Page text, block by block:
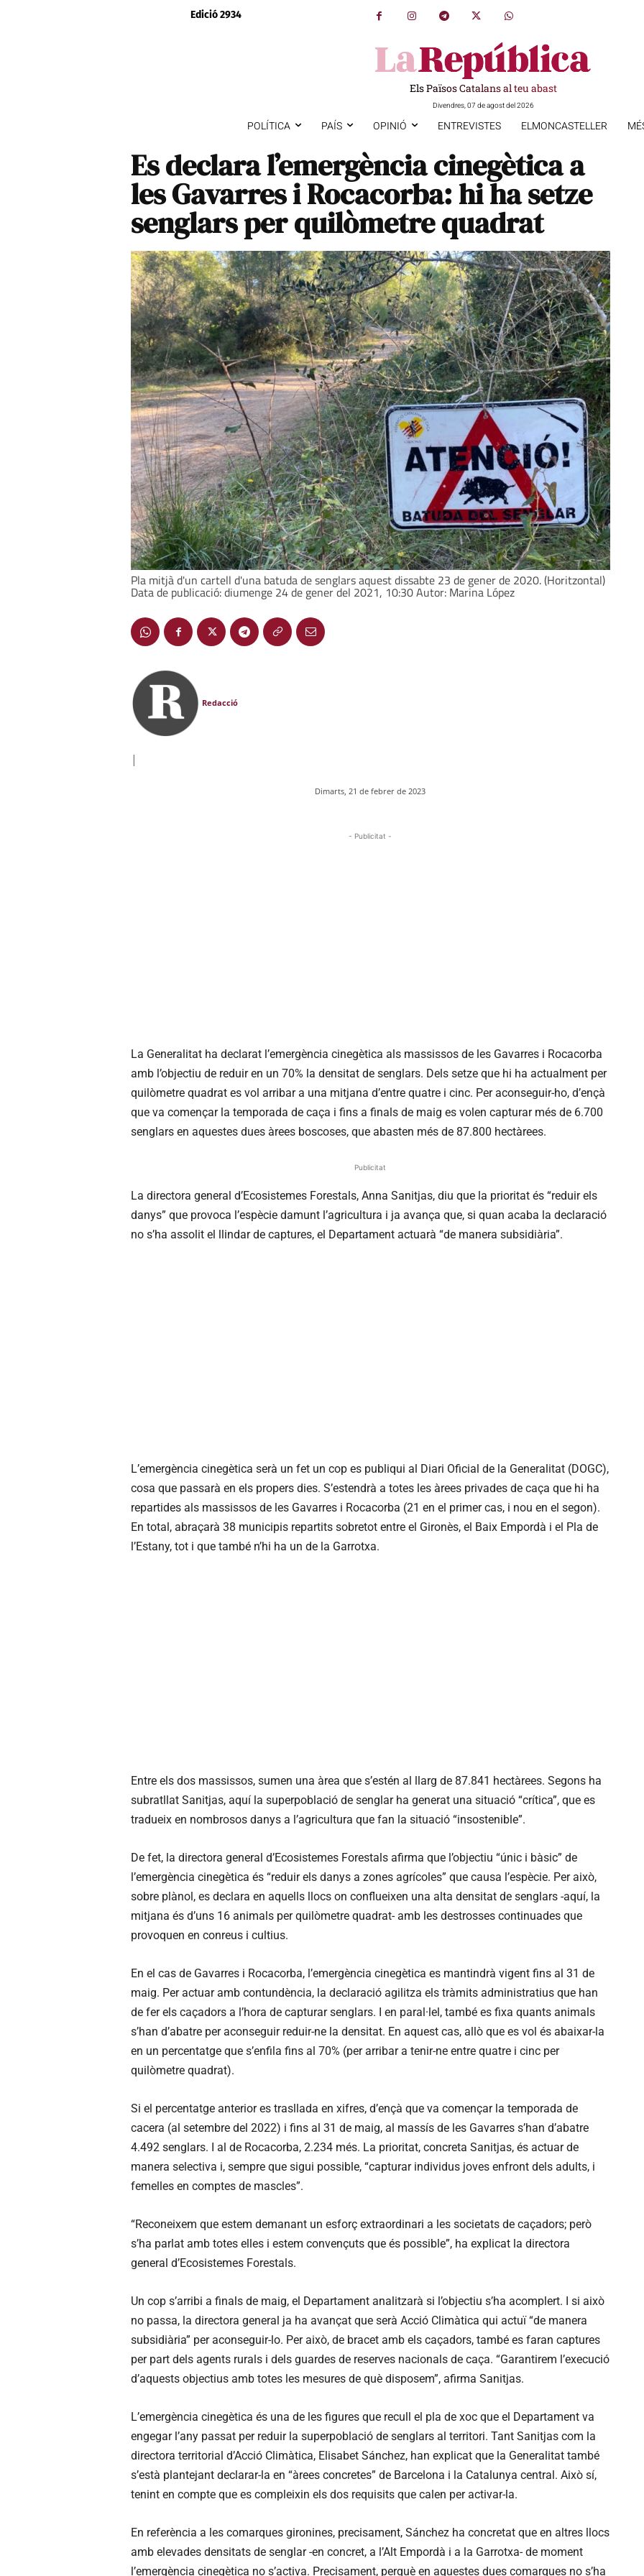
Edició 2934
Els Països Catalans al teu abast
Divendres, 07 de agost del 2026
POLÍTICA PAÍS OPINIÓ ENTREVISTES ELMONCASTELLER
Es declara l’emergència cinegètica a
les Gavarres i Rocacorba: hi ha setze
senglars per quilòmetre quadrat
Pla mitjà d'un cartell d'una batuda de senglars aquest dissabte 23 de gener de 2020. (Horitzontal)
Data de publicació: diumenge 24 de gener del 2021, 10:30 Autor: Marina López
Redacció
|
Dimarts, 21 de febrer de 2023
- Publicitat -
La Generalitat ha declarat l’emergència cinegètica als massissos de les Gavarres i Rocacorba
amb l’objectiu de reduir en un 70% la densitat de senglars. Dels setze que hi ha actualment per
quilòmetre quadrat es vol arribar a una mitjana d’entre quatre i cinc. Per aconseguir-ho, d’ençà
que va començar la temporada de caça i fins a finals de maig es volen capturar més de 6.700
senglars en aquestes dues àrees boscoses, que abasten més de 87.800 hectàrees.
Publicitat
La directora general d’Ecosistemes Forestals, Anna Sanitjas, diu que la prioritat és “reduir els
danys” que provoca l’espècie damunt l’agricultura i ja avança que, si quan acaba la declaració
no s’ha assolit el llindar de captures, el Departament actuarà “de manera subsidiària”.
L’emergència cinegètica serà un fet un cop es publiqui al Diari Oficial de la Generalitat (DOGC),
cosa que passarà en els propers dies. S’estendrà a totes les àrees privades de caça que hi ha
repartides als massissos de les Gavarres i Rocacorba (21 en el primer cas, i nou en el segon).
En total, abraçarà 38 municipis repartits sobretot entre el Gironès, el Baix Empordà i el Pla de
l’Estany, tot i que també n’hi ha un de la Garrotxa.
Entre els dos massissos, sumen una àrea que s’estén al llarg de 87.841 hectàrees. Segons ha
subratllat Sanitjas, aquí la superpoblació de senglar ha generat una situació “crítica”, que es
tradueix en nombrosos danys a l’agricultura que fan la situació “insostenible”.
De fet, la directora general d’Ecosistemes Forestals afirma que l’objectiu “únic i bàsic” de
l’emergència cinegètica és “reduir els danys a zones agrícoles” que causa l’espècie. Per això,
sobre plànol, es declara en aquells llocs on conflueixen una alta densitat de senglars -aquí, la
mitjana és d’uns 16 animals per quilòmetre quadrat- amb les destrosses continuades que
provoquen en conreus i cultius.
En el cas de Gavarres i Rocacorba, l’emergència cinegètica es mantindrà vigent fins al 31 de
maig. Per actuar amb contundència, la declaració agilitza els tràmits administratius que han
de fer els caçadors a l’hora de capturar senglars. I en paral·lel, també es fixa quants animals
s’han d’abatre per aconseguir reduir-ne la densitat. En aquest cas, allò que es vol és abaixar-la
en un percentatge que s’enfila fins al 70% (per arribar a tenir-ne entre quatre i cinc per
quilòmetre quadrat).
Si el percentatge anterior es trasllada en xifres, d’ençà que va començar la temporada de
cacera (al setembre del 2022) i fins al 31 de maig, al massís de les Gavarres s’han d’abatre
4.492 senglars. I al de Rocacorba, 2.234 més. La prioritat, concreta Sanitjas, és actuar de
manera selectiva i, sempre que sigui possible, “capturar individus joves enfront dels adults, i
femelles en comptes de mascles”.
“Reconeixem que estem demanant un esforç extraordinari a les societats de caçadors; però
s’ha parlat amb totes elles i estem convençuts que és possible”, ha explicat la directora
general d’Ecosistemes Forestals.
Un cop s’arribi a finals de maig, el Departament analitzarà si l’objectiu s’ha acomplert. I si això
no passa, la directora general ja ha avançat que serà Acció Climàtica qui actuï “de manera
subsidiària” per aconseguir-lo. Per això, de bracet amb els caçadors, també es faran captures
per part dels agents rurals i dels guardes de reserves nacionals de caça. “Garantirem l’execució
d’aquests objectius amb totes les mesures de què disposem”, afirma Sanitjas.
L’emergència cinegètica és una de les figures que recull el pla de xoc que el Departament va
engegar l’any passat per reduir la superpoblació de senglars al territori. Tant Sanitjas com la
directora territorial d’Acció Climàtica, Elisabet Sánchez, han explicat que la Generalitat també
s’està plantejant declarar-la en “àrees concretes” de Barcelona i la Catalunya central. Això sí,
tenint en compte que es compleixin els dos requisits que calen per activar-la.
En referència a les comarques gironines, precisament, Sánchez ha concretat que en altres llocs
amb elevades densitats de senglar -en concret, a l’Alt Empordà i a la Garrotxa- de moment
l’emergència cinegètica no s’activa. Precisament, perquè en aquestes dues comarques no s’ha